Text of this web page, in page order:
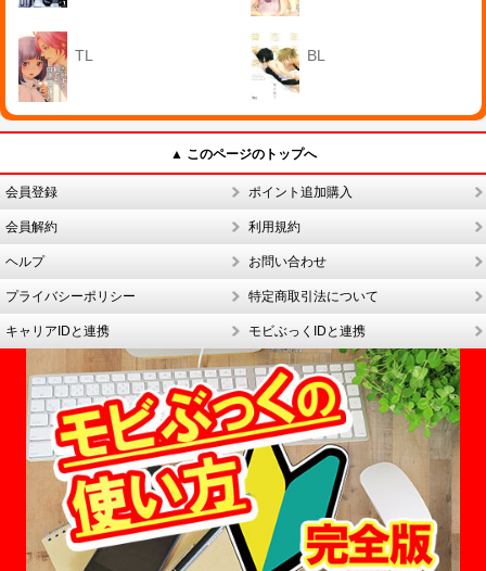
TL BL
▲ このページのトップへ
会員登録 ポイント追加購入
会員解約 利用規約
ヘルプ お問い合わせ
プライバシーポリシー 特定商取引法について
キャリアIDと連携 モビぶっくIDと連携